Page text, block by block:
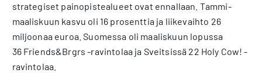
strategiset painopistealueet ovat ennallaan. Tammi-
maaliskuun kasvu oli 16 prosenttia ja liikevaihto 26
miljoonaa euroa. Suomessa oli maaliskuun lopussa
36 Friends&Brgrs -ravintolaa ja Sveitsissä 22 Holy Cow! -
ravintolaa.